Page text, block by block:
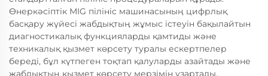
Өнеркәсіптік MIG пілініс машинасының цифрлық
басқару жүйесі жабдықтың жұмыс істеуін бақылайтын
диагностикалық функцияларды қамтиды және
техникалық қызмет көрсету туралы ескертпелер
береді, бұл күтпеген тоқтап қалуларды азайтады және
жабдықтың қызмет көрсету мерзімін ұзартады.